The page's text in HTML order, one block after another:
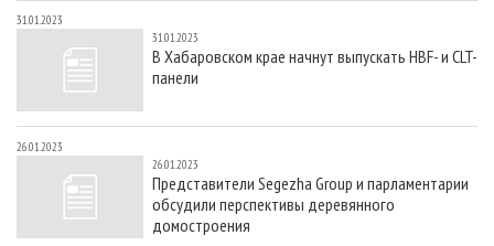
31.01.2023
31.01.2023
В Хабаровском крае начнут выпускать HBF- и CLT-
панели
26.01.2023
26.01.2023
Представители Segezha Group и парламентарии
обсудили перспективы деревянного
домостроения